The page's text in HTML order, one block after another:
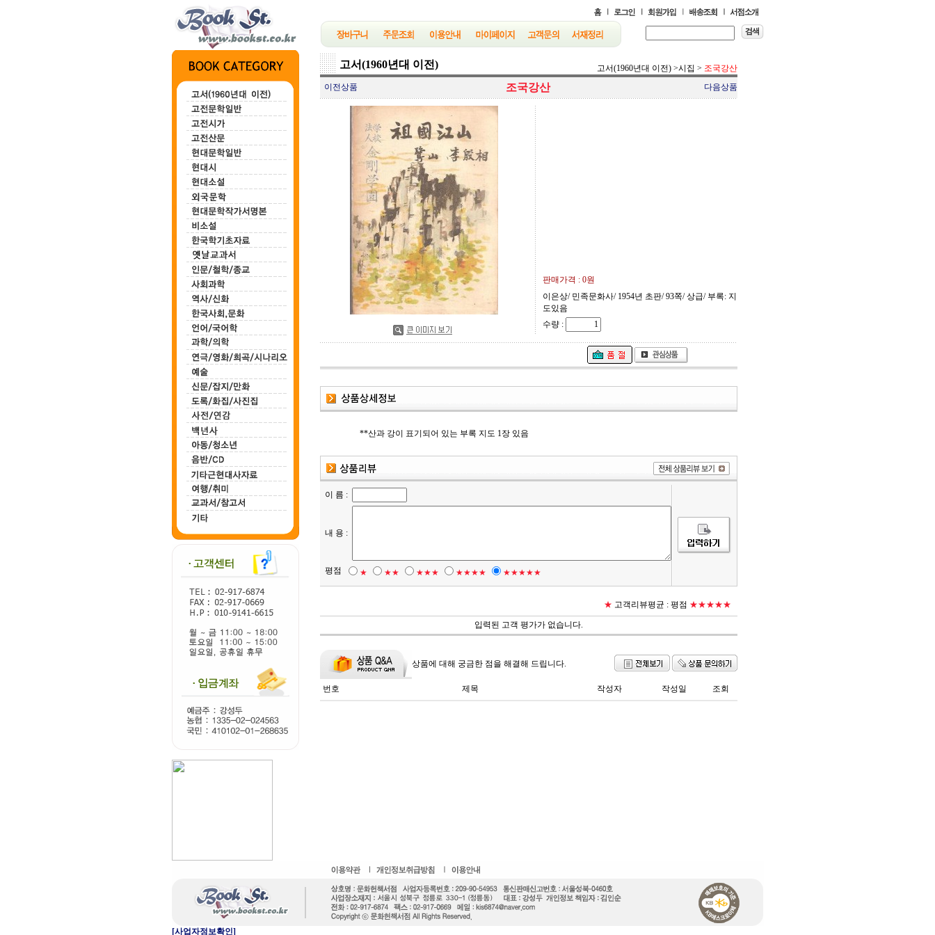
고서(1960년대 이전) 고서(1960년대 이전) >시집 > 조국강산
이전상품
조국강산 다음상품
판매가격 : 0원
이은상/ 민족문화사/ 1954년 초판/ 93쪽/ 상급/ 부록: 지
도있음
수량 :
**산과 강이 표기되어 있는 부록 지도 1장 있음
이 름 :
내 용 :
평점 ★ ★★ ★★★ ★★★★ ★★★★★
★ 고객리뷰평균 : 평점 ★★★★★
입력된 고객 평가가 없습니다.
상품에 대해 궁금한 점을 해결해 드립니다.
번호 제목 작성자 작성일 조회
[사업자정보확인]